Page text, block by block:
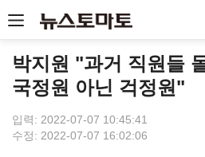
박지원 "과거 직원들
국정원 아닌 걱정원"
입력: 2022-07-07 10:45:41
수정: 2022-07-07 16:02:06